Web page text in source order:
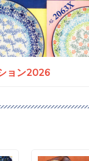
ョン2026